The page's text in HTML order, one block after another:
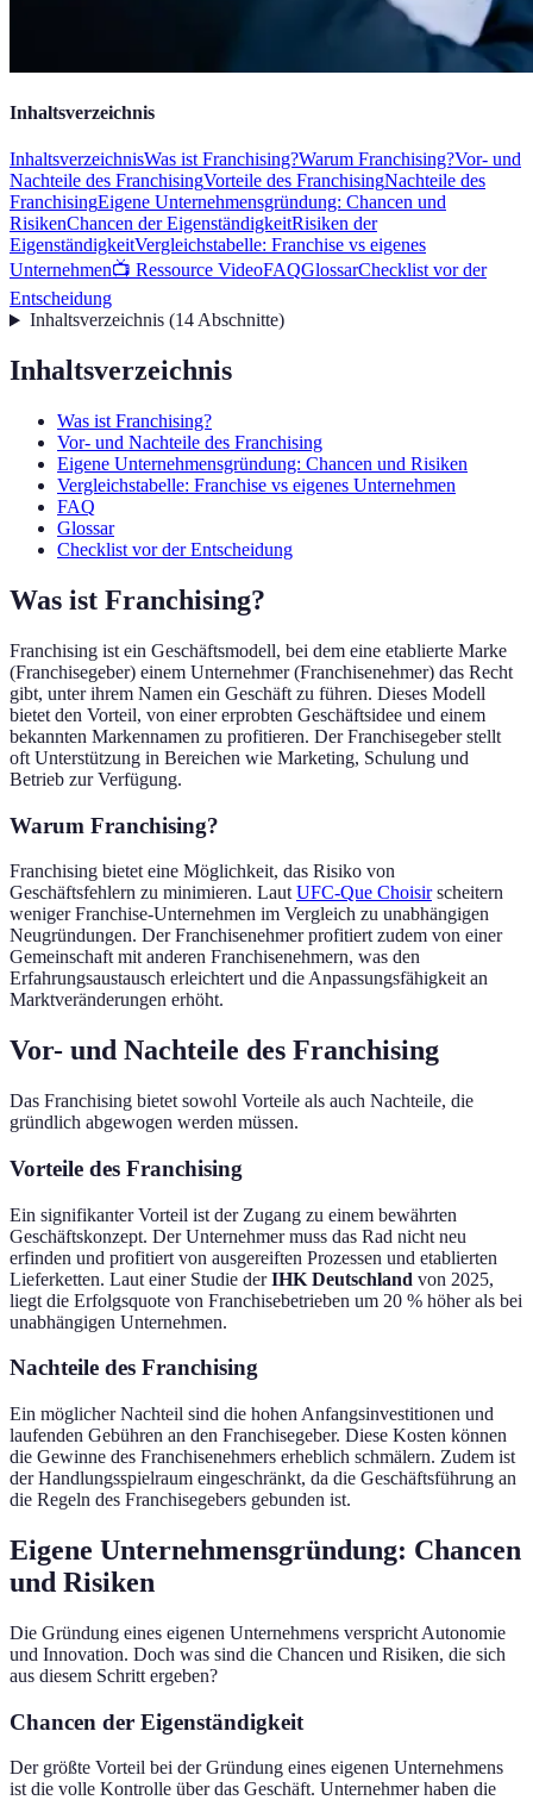
Inhaltsverzeichnis
InhaltsverzeichnisWas ist Franchising?Warum Franchising?Vor- und
Nachteile des FranchisingVorteile des FranchisingNachteile des
FranchisingEigene Unternehmensgründung: Chancen und
RisikenChancen der EigenständigkeitRisiken der
EigenständigkeitVergleichstabelle: Franchise vs eigenes
Unternehmen📺 Ressource VideoFAQGlossarChecklist vor der
Entscheidung
Inhaltsverzeichnis(14Abschnitte)
Inhaltsverzeichnis
Was ist Franchising?
Vor- und Nachteile des Franchising
Eigene Unternehmensgründung: Chancen und Risiken
Vergleichstabelle: Franchise vs eigenes Unternehmen
FAQ
Glossar
Checklist vor der Entscheidung
Was ist Franchising?
Franchising ist ein Geschäftsmodell, bei dem eine etablierte Marke
(Franchisegeber) einem Unternehmer (Franchisenehmer) das Recht
gibt, unter ihrem Namen ein Geschäft zu führen. Dieses Modell
bietet den Vorteil, von einer erprobten Geschäftsidee und einem
bekannten Markennamen zu profitieren. Der Franchisegeber stellt
oft Unterstützung in Bereichen wie Marketing, Schulung und
Betrieb zur Verfügung.
Warum Franchising?
Franchising bietet eine Möglichkeit, das Risiko von
Geschäftsfehlern zu minimieren. LautUFC-Que Choisirscheitern
weniger Franchise-Unternehmen im Vergleich zu unabhängigen
Neugründungen. Der Franchisenehmer profitiert zudem von einer
Gemeinschaft mit anderen Franchisenehmern, was den
Erfahrungsaustausch erleichtert und die Anpassungsfähigkeit an
Marktveränderungen erhöht.
Vor- und Nachteile des Franchising
Das Franchising bietet sowohl Vorteile als auch Nachteile, die
gründlich abgewogen werden müssen.
Vorteile des Franchising
Ein signifikanter Vorteil ist der Zugang zu einem bewährten
Geschäftskonzept. Der Unternehmer muss das Rad nicht neu
erfinden und profitiert von ausgereiften Prozessen und etablierten
Lieferketten. Laut einer Studie derIHK Deutschland von 2025,
liegt die Erfolgsquote von Franchisebetrieben um 20 % höher als bei
unabhängigen Unternehmen.
Nachteile des Franchising
Ein möglicher Nachteil sind die hohen Anfangsinvestitionen und
laufenden Gebühren an den Franchisegeber. Diese Kosten können
die Gewinne des Franchisenehmers erheblich schmälern. Zudem ist
der Handlungsspielraum eingeschränkt, da die Geschäftsführung an
die Regeln des Franchisegebers gebunden ist.
Eigene Unternehmensgründung: Chancen
und Risiken
Die Gründung eines eigenen Unternehmens verspricht Autonomie
und Innovation. Doch was sind die Chancen und Risiken, die sich
aus diesem Schritt ergeben?
Chancen der Eigenständigkeit
Der größte Vorteil bei der Gründung eines eigenen Unternehmens
ist die volle Kontrolle über das Geschäft. Unternehmer haben die